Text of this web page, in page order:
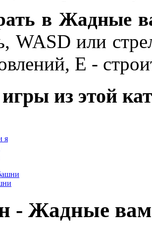
в Жадные
WASD или
E -
из этой
- Жадные